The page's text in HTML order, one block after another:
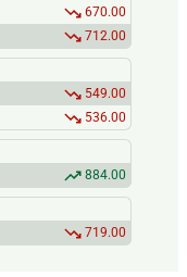
670.00
712.00
549.00
536.00
884.00
719.00